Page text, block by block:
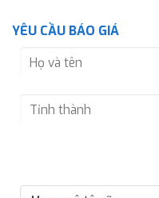
YÊU CẦU BÁO GIÁ